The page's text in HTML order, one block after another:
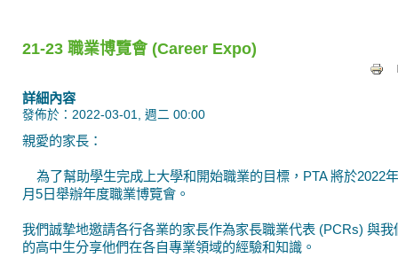
21-23 職業博覽會 (Career Expo)
詳細內容
發佈於：2022-03-01, 週二 00:00
親愛的家長：
為了幫助學生完成上大學和開始職業的目標，PTA 將於2022
月5日舉辦年度職業博覽會。
我們誠摯地邀請各行各業的家長作為家長職業代表 (PCRs) 與我
的高中生分享他們在各自專業領域的經驗和知識。